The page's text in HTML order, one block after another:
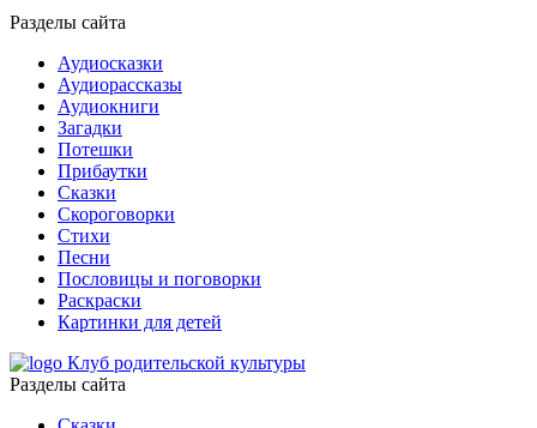
Разделы сайта
Аудиосказки
Аудиорассказы
Аудиокниги
Загадки
Потешки
Прибаутки
Сказки
Скороговорки
Стихи
Песни
Пословицы и поговорки
Раскраски
Картинки для детей
Клуб родительской культуры
Разделы сайта